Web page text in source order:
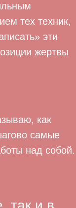
тех техник,
эти
жертвы
как
самые
над собой.